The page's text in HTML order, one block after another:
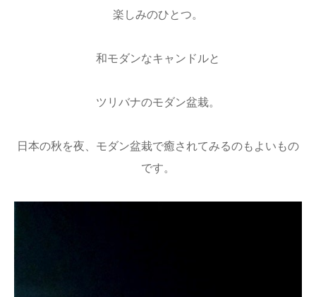
楽しみのひとつ。
和モダンなキャンドルと
ツリバナのモダン盆栽。
日本の秋を夜、モダン盆栽で癒されてみるのもよいもの
です。